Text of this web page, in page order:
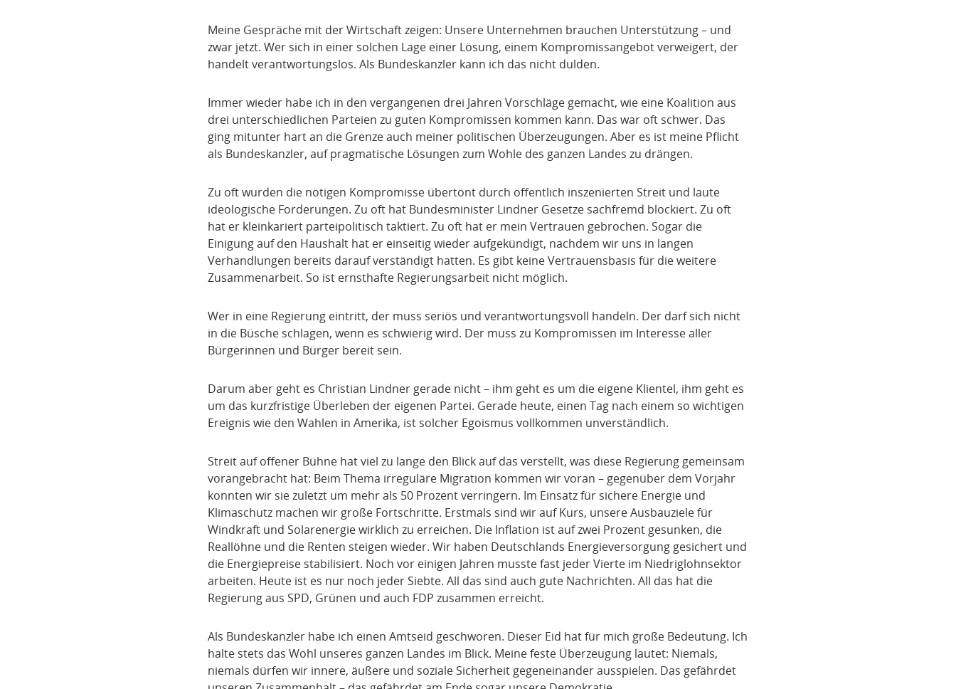
Meine Gespräche mit der Wirtschaft zeigen: Unsere Unternehmen brauchen Unterstützung – und
zwar jetzt. Wer sich in einer solchen Lage einer Lösung, einem Kompromissangebot verweigert, der
handelt verantwortungslos. Als Bundeskanzler kann ich das nicht dulden.
Immer wieder habe ich in den vergangenen drei Jahren Vorschläge gemacht, wie eine Koalition aus
drei unterschiedlichen Parteien zu guten Kompromissen kommen kann. Das war oft schwer. Das
ging mitunter hart an die Grenze auch meiner politischen Überzeugungen. Aber es ist meine Pflicht
als Bundeskanzler, auf pragmatische Lösungen zum Wohle des ganzen Landes zu drängen.
Zu oft wurden die nötigen Kompromisse übertönt durch öffentlich inszenierten Streit und laute
ideologische Forderungen. Zu oft hat Bundesminister Lindner Gesetze sachfremd blockiert. Zu oft
hat er kleinkariert parteipolitisch taktiert. Zu oft hat er mein Vertrauen gebrochen. Sogar die
Einigung auf den Haushalt hat er einseitig wieder aufgekündigt, nachdem wir uns in langen
Verhandlungen bereits darauf verständigt hatten. Es gibt keine Vertrauensbasis für die weitere
Zusammenarbeit. So ist ernsthafte Regierungsarbeit nicht möglich.
Wer in eine Regierung eintritt, der muss seriös und verantwortungsvoll handeln. Der darf sich nicht
in die Büsche schlagen, wenn es schwierig wird. Der muss zu Kompromissen im Interesse aller
Bürgerinnen und Bürger bereit sein.
Darum aber geht es Christian Lindner gerade nicht – ihm geht es um die eigene Klientel, ihm geht es
um das kurzfristige Überleben der eigenen Partei. Gerade heute, einen Tag nach einem so wichtigen
Ereignis wie den Wahlen in Amerika, ist solcher Egoismus vollkommen unverständlich.
Streit auf offener Bühne hat viel zu lange den Blick auf das verstellt, was diese Regierung gemeinsam
vorangebracht hat: Beim Thema irreguläre Migration kommen wir voran – gegenüber dem Vorjahr
konnten wir sie zuletzt um mehr als 50 Prozent verringern. Im Einsatz für sichere Energie und
Klimaschutz machen wir große Fortschritte. Erstmals sind wir auf Kurs, unsere Ausbauziele für
Windkraft und Solarenergie wirklich zu erreichen. Die Inflation ist auf zwei Prozent gesunken, die
Reallöhne und die Renten steigen wieder. Wir haben Deutschlands Energieversorgung gesichert und
die Energiepreise stabilisiert. Noch vor einigen Jahren musste fast jeder Vierte im Niedriglohnsektor
arbeiten. Heute ist es nur noch jeder Siebte. All das sind auch gute Nachrichten. All das hat die
Regierung aus SPD, Grünen und auch FDP zusammen erreicht.
Als Bundeskanzler habe ich einen Amtseid geschworen. Dieser Eid hat für mich große Bedeutung. Ich
halte stets das Wohl unseres ganzen Landes im Blick. Meine feste Überzeugung lautet: Niemals,
niemals dürfen wir innere, äußere und soziale Sicherheit gegeneinander ausspielen. Das gefährdet